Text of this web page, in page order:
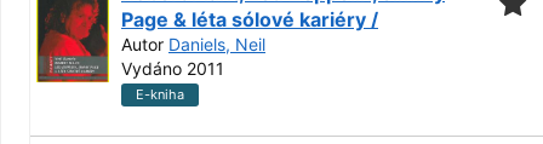
Page & léta sólové kariéry /
Autor Daniels, Neil
Vydáno 2011
E-kniha